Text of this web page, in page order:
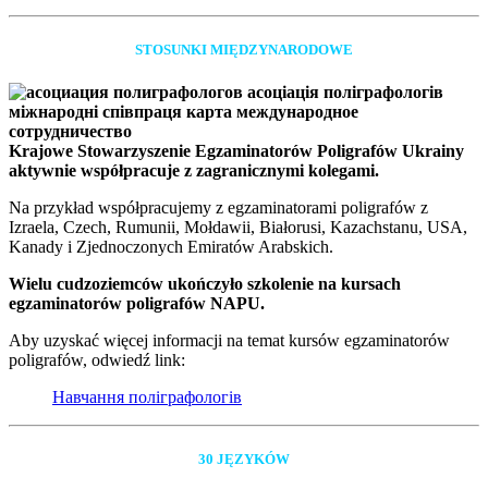
STOSUNKI MIĘDZYNARODOWE
Krajowe Stowarzyszenie Egzaminatorów Poligrafów Ukrainy
aktywnie współpracuje z zagranicznymi kolegami.
Na przykład współpracujemy z egzaminatorami poligrafów z
Izraela, Czech, Rumunii, Mołdawii, Białorusi, Kazachstanu, USA,
Kanady i Zjednoczonych Emiratów Arabskich.
Wielu cudzoziemców ukończyło szkolenie na kursach
egzaminatorów poligrafów NAPU.
Aby uzyskać więcej informacji na temat kursów egzaminatorów
poligrafów, odwiedź link:
Навчання поліграфологів
30 JĘZYKÓW